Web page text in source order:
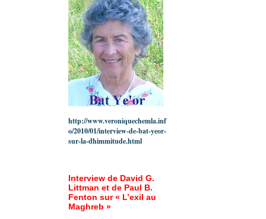
http://www.veroniquechemla.inf
o/2010/01/interview-de-bat-yeor-
sur-la-dhimmitude.html
Interview de David G.
Littman et de Paul B.
Fenton sur « L’exil au
Maghreb »